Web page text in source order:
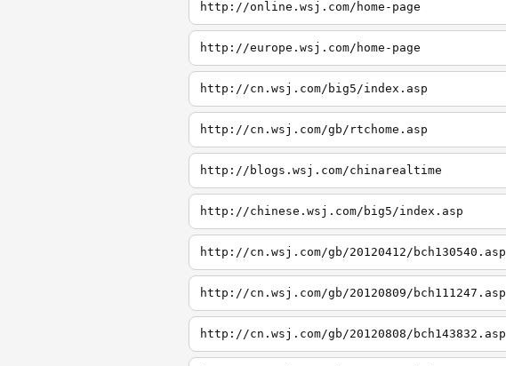
http://online.wsj.com/home-page
http://europe.wsj.com/home-page
http://cn.wsj.com/big5/index.asp
http://cn.wsj.com/gb/rtchome.asp
http://blogs.wsj.com/chinarealtime
http://chinese.wsj.com/big5/index.asp
http://cn.wsj.com/gb/20120412/bch130540.asp
http://cn.wsj.com/gb/20120809/bch111247.asp
http://cn.wsj.com/gb/20120808/bch143832.asp